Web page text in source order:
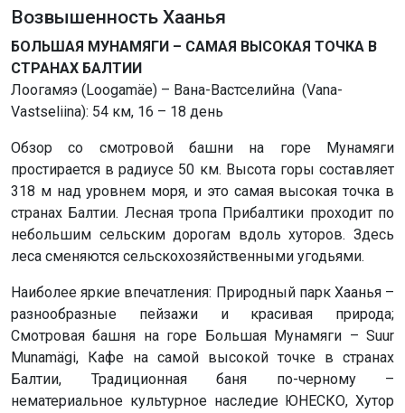
Возвышенность Хаанья
БОЛЬШАЯ МУНАМЯГИ – САМАЯ ВЫСОКАЯ ТОЧКА В
СТРАНАХ БАЛТИИ
Лоогамяэ (Loogamäe) – Вана-Вастселийна (Vana-
Vastseliina): 54 км, 16 – 18 день
Обзор со смотровой башни на горе Мунамяги
простирается в радиусе 50 км. Высота горы составляет
318 м над уровнем моря, и это самая высокая точка в
странах Балтии. Лесная тропа Прибалтики проходит по
небольшим сельским дорогам вдоль хуторов. Здесь
леса сменяются сельскохозяйственными угодьями.
Наиболее яркие впечатления: Природный парк Хаанья –
разнообразные пейзажи и красивая природа;
Смотровая башня на горе Большая Мунамяги – Suur
Munamägi, Кафе на самой высокой точке в странах
Балтии, Традиционная баня по-черному –
нематериальное культурное наследие ЮНЕСКО, Хутор